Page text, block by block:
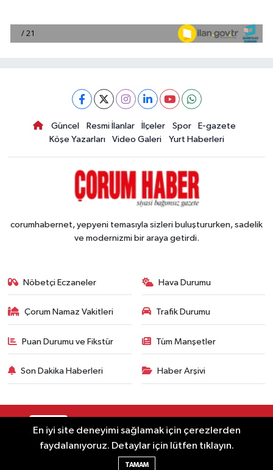
Güncel Resmi İlanlar İlçeler Spor
E-gazete
Köşe Yazarları
Video Galeri Yurt Haberleri
corumhabernet, yepyeni temasıyla sizleri buluştururken, sadelik
ve modernizmi bir araya getirdi.
Nöbetçi Eczaneler Hava Durumu
Çorum Namaz Vakitleri Trafik Durumu
Puan Durumu ve Fikstür Tüm Manşetler
Son Dakika Haberleri Haber Arşivi
Haber Yazılımı:
En iyi site deneyimi sağlamak için çerezlerden
faydalanıyoruz. Detaylar için lütfen tıklayın.
TAMAM